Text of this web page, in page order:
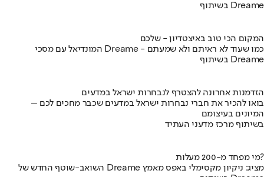
בשיתוף Dreame
המקום הכי טוב באיצטדיון - שלכם
המונדיאל עם מסכי Dreame - כמו שעוד לא ראיתם ולא שמעתם
בשיתוף Dreame
הזדמנות אחרונה להצטרף לנבחרות ישראל במדעים
בואו להכיר את חברי נבחרות ישראל במדעים שכבר מחכים לכם –
המיונים בעיצומם
בשיתוף מרכז מדעני העתיד
מי מפחד מ-200 מעלות?
השואב-שוטף החדש של Dreame מציג: ניקיון מקסימלי באפס מאמץ